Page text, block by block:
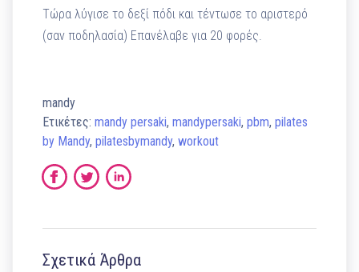
Τώρα λύγισε το δεξί πόδι και τέντωσε το αριστερό
(σαν ποδηλασία) Επανέλαβε για 20 φορές.
mandy
Ετικέτες:mandy persaki,mandypersaki,pbm,pilates
by Mandy,pilatesbymandy,workout
Σχετικά Άρθρα